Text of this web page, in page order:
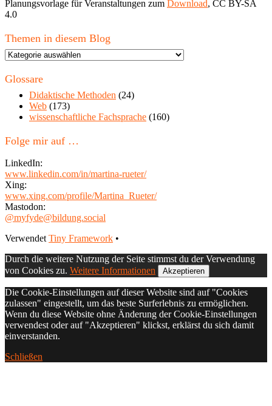
Planungsvorlage für Veranstaltungen zum Download, CC BY-SA
4.0
Themen in diesem Blog
Themen
diesem
Glossare
Didaktische Methoden (24)
Web (173)
wissenschaftliche Fachsprache (160)
Folge mir auf …
LinkedIn:
www.linkedin.com/in/martina-rueter/
Xing:
www.xing.com/profile/Martina_Rueter/
Mastodon:
@myfyde@bildung.social
Footer
Inhalt
Verwendet Tiny Framework •
Durch die weitere Nutzung der Seite stimmst du der Verwendung
von Cookies zu. Weitere Informationen Akzeptieren
Die Cookie-Einstellungen auf dieser Website sind auf "Cookies
zulassen" eingestellt, um das beste Surferlebnis zu ermöglichen.
Wenn du diese Website ohne Änderung der Cookie-Einstellungen
verwendest oder auf "Akzeptieren" klickst, erklärst du sich damit
einverstanden.
Schließen